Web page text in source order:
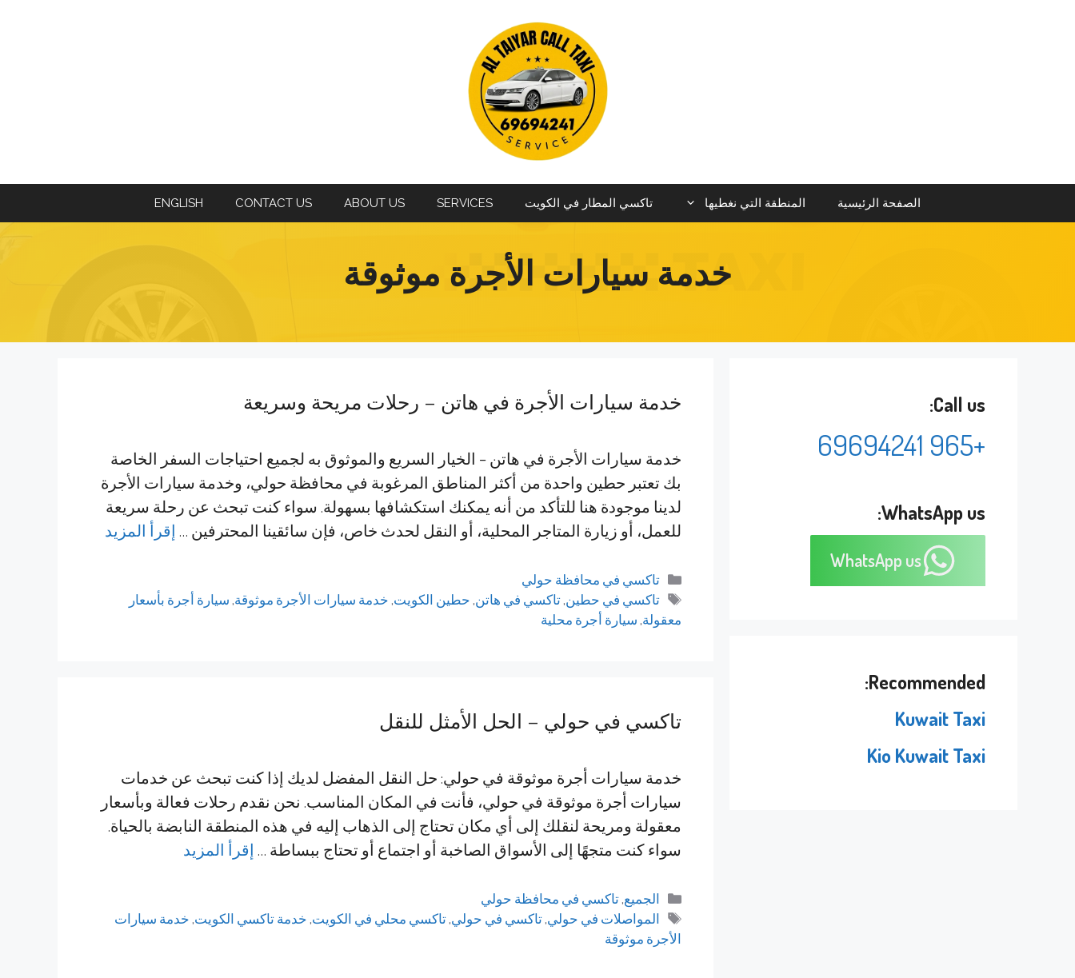
الصفحة الرئيسية المنطقة التي نغطيها تاكسي المطار في الكويت SERVICES
ABOUT US
CONTACT US
ENGLISH
خدمة سيارات الأجرة موثوقة
خدمة سيارات الأجرة في هاتن – رحلات مريحة وسريعة
خدمة سيارات الأجرة في هاتن – الخيار السريع والموثوق به لجميع احتياجات السفر الخاصة
بك تعتبر حطين واحدة من أكثر المناطق المرغوبة في محافظة حولي، وخدمة سيارات الأجرة
لدينا موجودة هنا للتأكد من أنه يمكنك استكشافها بسهولة. سواء كنت تبحث عن رحلة سريعة
للعمل، أو زيارة المتاجر المحلية، أو النقل لحدث خاص، فإن سائقينا المحترفين … إقرأ المزيد
التصنيفات
تاكسي في محافظة حولي
الوسوم
تاكسي في حطين,تاكسي في هاتن,حطين الكويت,خدمة سيارات الأجرة موثوقة,سيارة أجرة بأسعار
معقولة,سيارة أجرة محلية
تاكسي في حولي – الحل الأمثل للنقل
خدمة سيارات أجرة موثوقة في حولي: حل النقل المفضل لديك إذا كنت تبحث عن خدمات
سيارات أجرة موثوقة في حولي، فأنت في المكان المناسب. نحن نقدم رحلات فعالة وبأسعار
معقولة ومريحة لنقلك إلى أي مكان تحتاج إلى الذهاب إليه في هذه المنطقة النابضة بالحياة.
سواء كنت متجهًا إلى الأسواق الصاخبة أو اجتماع أو تحتاج ببساطة … إقرأ المزيد
التصنيفات
الجميع,تاكسي في محافظة حولي
الوسوم
المواصلات في حولي,تاكسي في حولي,تاكسي محلي في الكويت,خدمة تاكسي الكويت,خدمة سيارات
الأجرة موثوقة
Call us:
+965 69694241
WhatsApp us:
WhatsApp us
Recommended:
Kuwait Taxi
Kio Kuwait Taxi